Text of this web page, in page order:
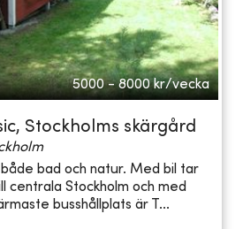
5000 - 8000 kr/vecka
Stockholms skärgård
bad och natur. Med bil tar
centrala Stockholm och med
busshållplats är T...